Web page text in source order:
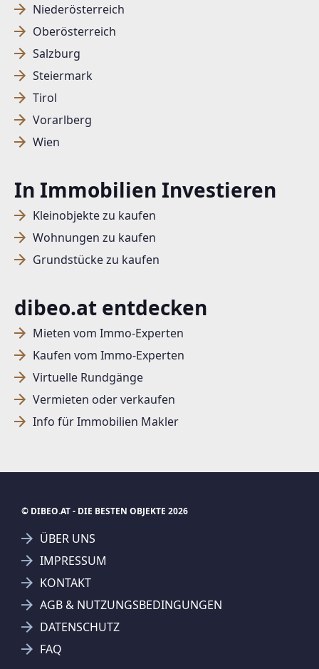
Niederösterreich
Oberösterreich
Salzburg
Steiermark
Tirol
Vorarlberg
Wien
In Immobilien Investieren
Kleinobjekte zu kaufen
Wohnungen zu kaufen
Grundstücke zu kaufen
dibeo.at entdecken
Mieten vom Immo-Experten
Kaufen vom Immo-Experten
Virtuelle Rundgänge
Vermieten oder verkaufen
Info für Immobilien Makler
© DIBEO.AT - DIE BESTEN OBJEKTE 2026
ÜBER UNS
IMPRESSUM
KONTAKT
AGB & NUTZUNGSBEDINGUNGEN
DATENSCHUTZ
FAQ